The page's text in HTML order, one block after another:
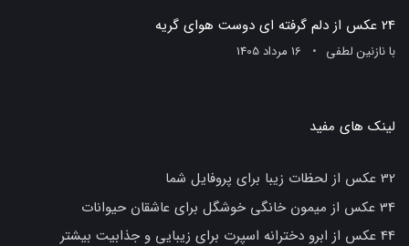
24 عکس از دلم گرفته ای دوست هوای گریه
بانازنین لطفی 16 مرداد 1405
لینک های مفید
32 عکس از لحظات زیبا برای پروفایل شما
34 عکس از میمون خانگی خوشگل برای عاشقان حیوانات
44 عکس از ابرو دخترانه اسپرت برای زیبایی و جذابیت بیشتر